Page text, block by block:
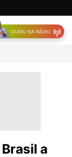
OUVIU NA RÁDIO
a